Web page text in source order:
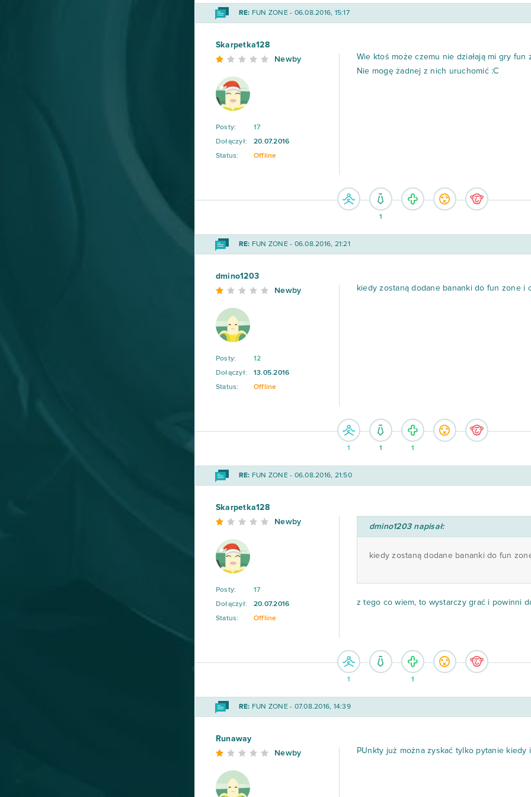
RE: FUN ZONE - 06.08.2016, 15:17
Skarpetka128
Newby
Posty:
17
Dołączył:
20.07.2016
Status:
Offline
Wie ktoś może czemu nie działają mi gry fun
Nie mogę żadnej z nich uruchomić :C
1
RE: FUN ZONE - 06.08.2016, 21:21
dmino1203
Newby
Posty:
12
Dołączył:
13.05.2016
Status:
Offline
kiedy zostaną dodane bananki do fun zone i
1 1 1
RE: FUN ZONE - 06.08.2016, 21:50
Skarpetka128
Newby
Posty:
17
Dołączył:
20.07.2016
Status:
Offline
dmino1203 napisał:
kiedy zostaną dodane bananki do fun
z tego co wiem, to wystarczy grać i powinni
1 1
RE: FUN ZONE - 07.08.2016, 14:39
Runaway
Newby
PUnkty już można zyskać tylko pytanie kiedy